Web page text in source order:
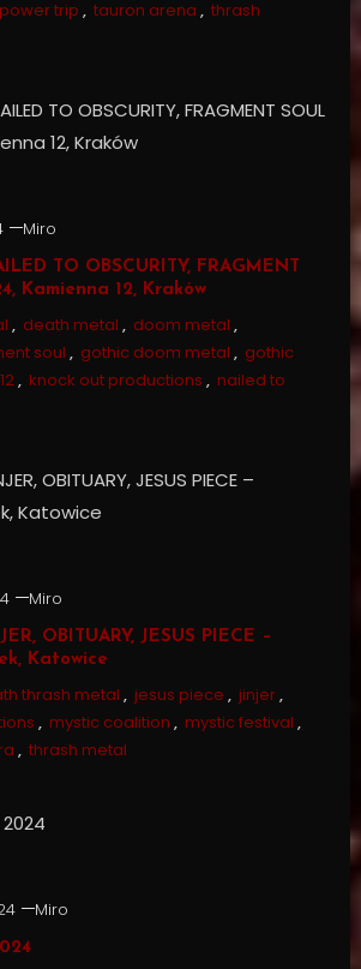
power trip , tauron arena , thrash
Miro
TO OBSCURITY, FRAGMENT
Kamienna 12, Kraków
, death metal , doom metal ,
soul , gothic doom metal , gothic
, knock out productions , nailed to
Miro
OBITUARY, JESUS PIECE –
Katowice
thrash metal , jesus piece , jinjer,
, mystic coalition , mystic festival ,
, thrash metal
Miro